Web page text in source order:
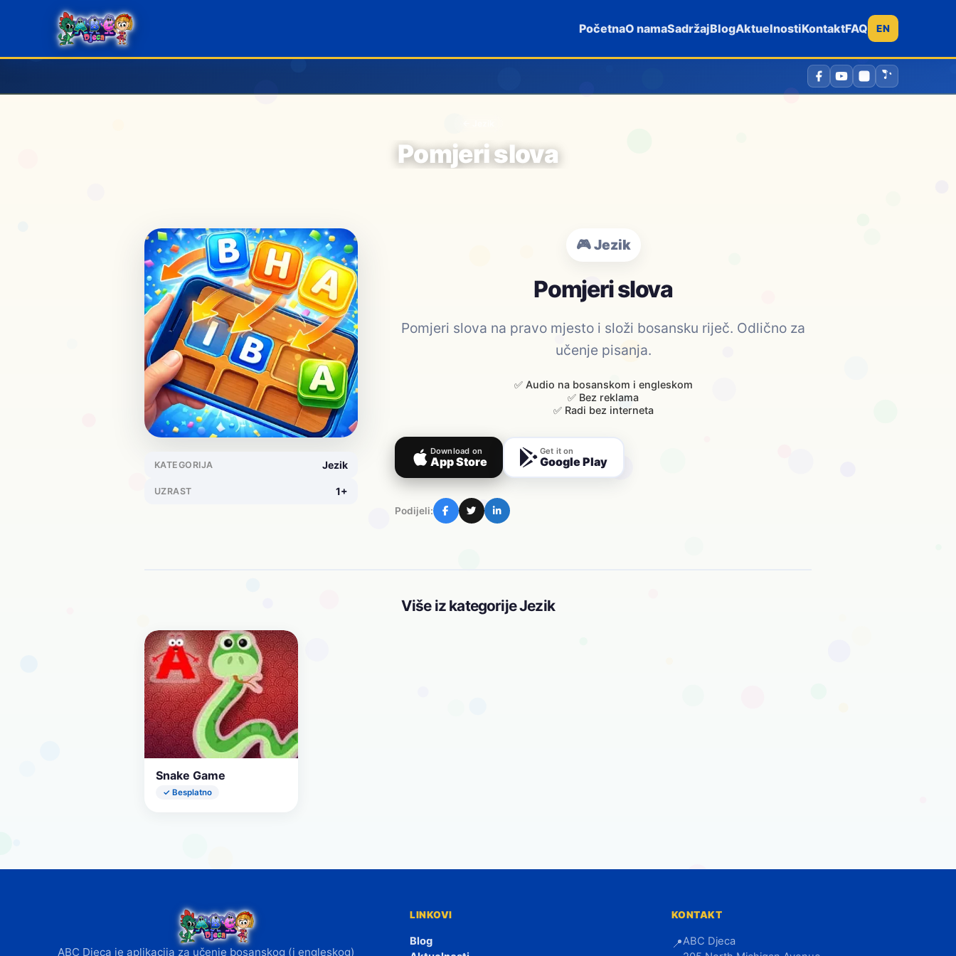
PočetnaO namaSadržajBlogAktuelnostiKontaktFAQ EN
Pomjeri slova
KATEGORIJA Jezik
UZRAST 1+
🎮 Jezik
Pomjeri slova
Pomjeri slova na pravo mjesto i složi bosansku riječ. Odlično za
učenje pisanja.
✅ Audio na bosanskom i engleskom
✅ Bez reklama
✅ Radi bez interneta
Download on
App Store
Get it on
Google Play
Podijeli:
Više iz kategorije Jezik
Snake Game
✓ Besplatno
ABC Djeca je aplikacija za učenje bosanskog (i engleskog)
LINKOVI
Blog
KONTAKT
📍ABC Djeca